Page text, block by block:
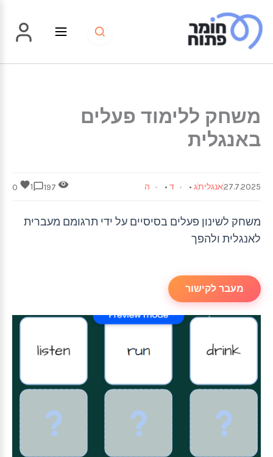
לתוכן
משחק ללימוד פעלים
באנגלית
27.7.2025אנגליתג • ד • ה 1
משחק לשינון פעלים בסיסיים על ידי תרגומם מעברית
לאנגלית ולהפך
מעבר לקישור